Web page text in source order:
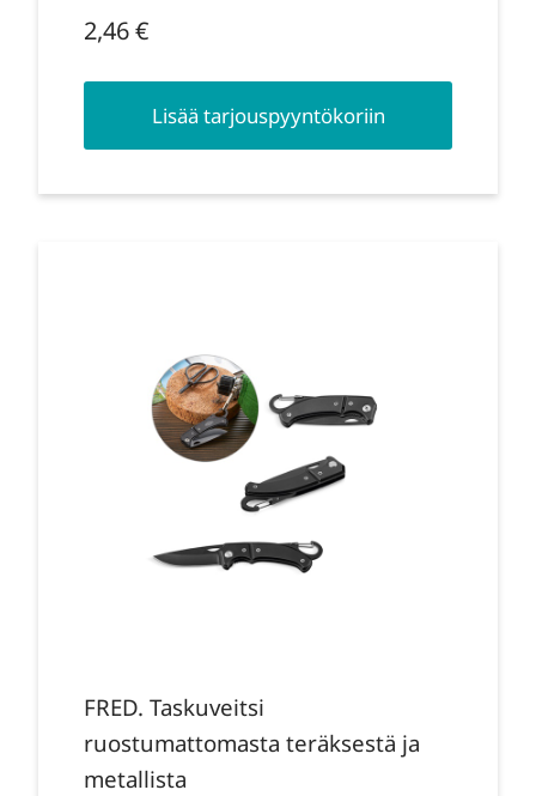
2,46€
Lisää tarjouspyyntökoriin
FRED. Taskuveitsi
ruostumattomasta teräksestä ja
metallista